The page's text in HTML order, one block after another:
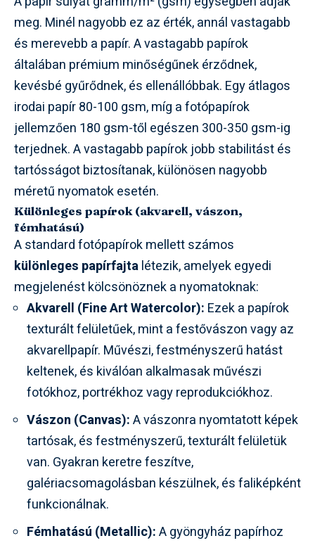
meg. Minél nagyobb ez az érték, annál vastagabb
és merevebb a papír. A vastagabb papírok
általában prémium minőségűnek érződnek,
kevésbé gyűrődnek, és ellenállóbbak. Egy átlagos
irodai papír 80-100 gsm, míg a fotópapírok
jellemzően 180 gsm-től egészen 300-350 gsm-ig
terjednek. A vastagabb papírok jobb stabilitást és
tartósságot biztosítanak, különösen nagyobb
méretű nyomatok esetén.
Különleges papírok (akvarell, vászon,
fémhatású)
A standard fotópapírok mellett számos
különleges papírfajtalétezik, amelyek egyedi
megjelenést kölcsönöznek a nyomatoknak:
Akvarell (Fine Art Watercolor): Ezek a papírok
texturált felületűek, mint a festővászon vagy az
akvarellpapír. Művészi, festményszerű hatást
keltenek, és kiválóan alkalmasak művészi
fotókhoz, portrékhoz vagy reprodukciókhoz.
Vászon (Canvas):A vászonra nyomtatott képek
tartósak, és festményszerű, texturált felületük
van. Gyakran keretre feszítve,
galériacsomagolásban készülnek, és faliképként
funkcionálnak.
Fémhatású (Metallic):A gyöngyház papírhoz